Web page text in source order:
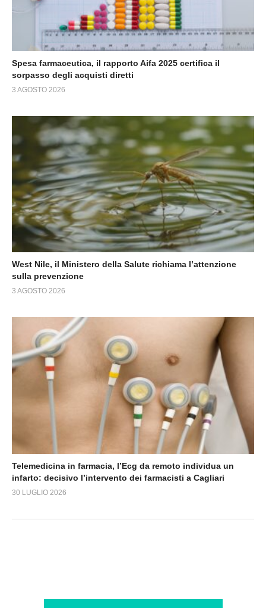
Spesa farmaceutica, il rapporto Aifa 2025 certifica il
sorpasso degli acquisti diretti
3 AGOSTO 2026
West Nile, il Ministero della Salute richiama l’attenzione
sulla prevenzione
3 AGOSTO 2026
Telemedicina in farmacia, l’Ecg da remoto individua un
infarto: decisivo l’intervento dei farmacisti a Cagliari
30 LUGLIO 2026